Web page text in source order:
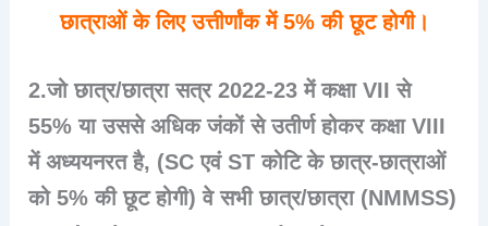
छात्राओं के लिए उत्तीर्णांक में 5% की छूट होगी।
2.जो छात्र/छात्रा सत्र 2022-23 में कक्षा VII से
55% या उससे अधिक जंकों से उतीर्ण होकर कक्षा VIII
में अध्ययनरत है, (SC एवं ST कोटि के छात्र-छात्राओं
को 5% की छूट होगी) वे सभी छात्र/छात्रा (NMMSS)